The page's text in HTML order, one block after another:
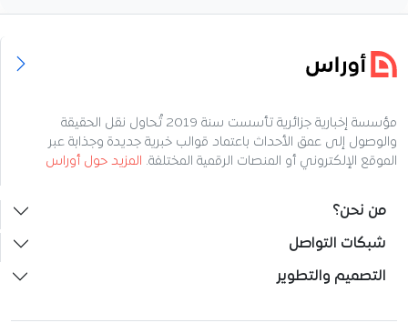
مؤسسة إخبارية جزائرية تأسست سنة 2019 تُحاول نقل الحقيقة
والوصول إلى عمق الأحداث باعتماد قوالب خبرية جديدة وجذابة عبر
الموقع الإلكتروني أو المنصات الرقمية المختلفة. المزيد حول أوراس
من نحن؟
شبكات التواصل
التصميم والتطوير